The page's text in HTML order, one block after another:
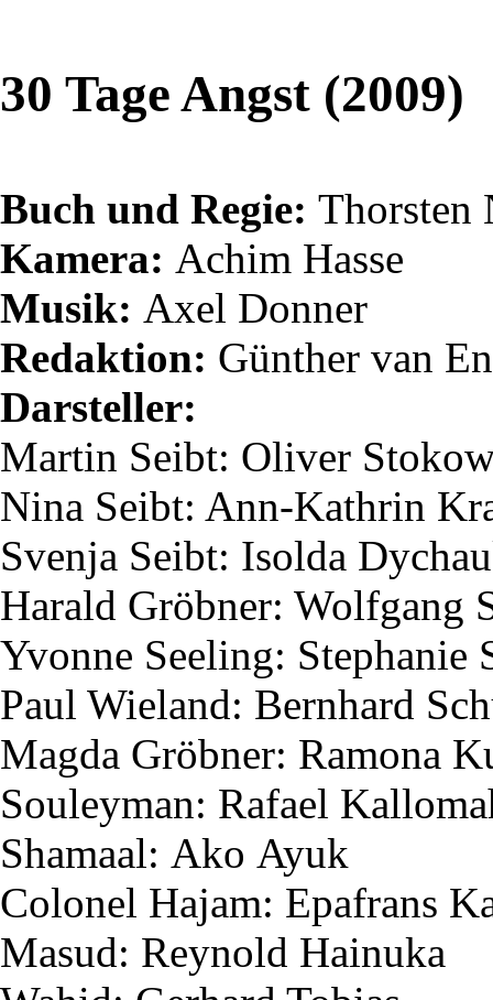
30 Tage Angst (2009)
Buch und Regie: Thorsten
Kamera: Achim Hasse
Musik: Axel Donner
Redaktion: Günther van
Darsteller:
Martin Seibt: Oliver
Nina Seibt: Ann-Kathrin
Svenja Seibt: Isolda
Harald Gröbner: Wolfgang
Yvonne Seeling: Stephanie
Paul Wieland: Bernhard
Magda Gröbner: Ramona
Souleyman: Rafael
Shamaal: Ako Ayuk
Colonel Hajam: Epafrans
Masud: Reynold Hainuka